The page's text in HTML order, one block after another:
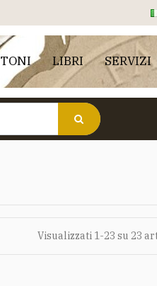
LIBRI SERVIZI
Visualizzati 1-23 su 23